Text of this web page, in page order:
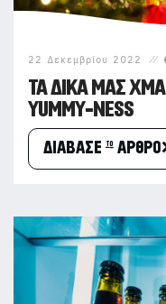
22 Δεκεμβρίου 2022
ΤΑ ΔΙΚΑ ΜΑΣ
YUMMY-NESS
ΔΙΑΒΑΣΕ το ΑΡΘΡΟ